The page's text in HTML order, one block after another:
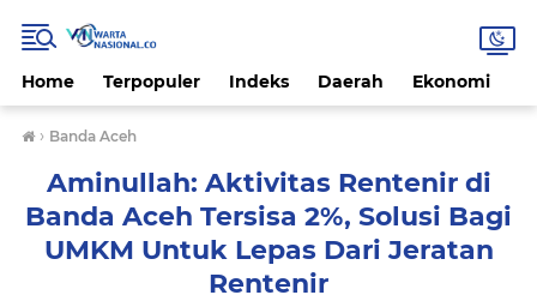
Home Terpopuler Indeks Daerah Ekonomi
› Banda Aceh
Aminullah: Aktivitas Rentenir di
Banda Aceh Tersisa 2%, Solusi Bagi
UMKM Untuk Lepas Dari Jeratan
Rentenir